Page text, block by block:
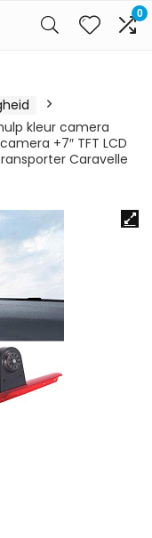
0
kleur camera
+7″ TFT LCD
Caravelle